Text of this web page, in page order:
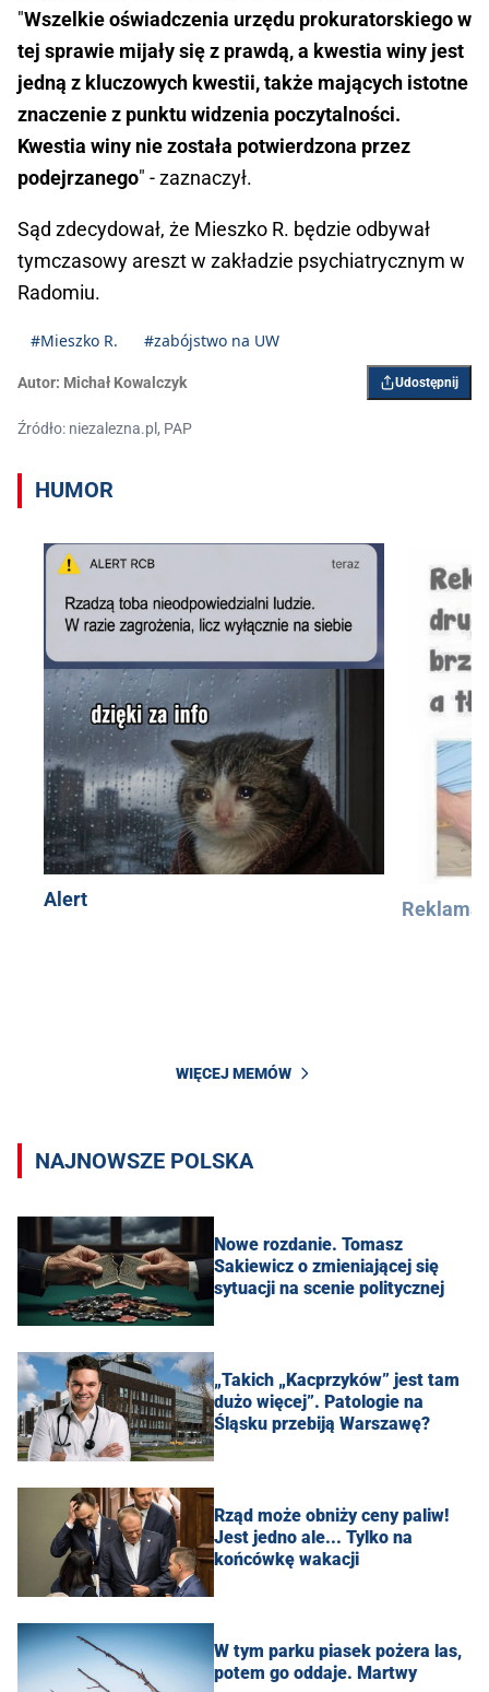
"Wszelkie oświadczenia urzędu prokuratorskiego w
tej sprawie mijały się z prawdą, a kwestia winy jest
jedną z kluczowych kwestii, także mających istotne
znaczenie z punktu widzenia poczytalności.
Kwestia winy nie została potwierdzona przez
podejrzanego" - zaznaczył.
Sąd zdecydował, że Mieszko R. będzie odbywał
tymczasowy areszt w zakładzie psychiatrycznym w
Radomiu.
#Mieszko R. #zabójstwo na UW
Autor: Michał Kowalczyk Udostępnij
Źródło: niezalezna.pl, PAP
HUMOR
Alert Reklama
WIĘCEJ MEMÓW
NAJNOWSZE POLSKA
Nowe rozdanie. Tomasz
Sakiewicz o zmieniającej się
sytuacji na scenie politycznej
„Takich „Kacprzyków” jest tam
dużo więcej”. Patologie na
Śląsku przebiją Warszawę?
Rząd może obniży ceny paliw!
Jest jedno ale... Tylko na
końcówkę wakacji
W tym parku piasek pożera las,
potem go oddaje. Martwy